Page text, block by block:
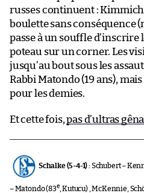
russes continuent : Kimmich
boulette sans conséquence
passe à un souffle d’inscrire
poteau sur un corner. Les
jusqu’au bout sous les
Rabbi Matondo (19 ans),
pour les demies.
Et cette fois,pas d’ultras
Schalke (5-4-1) :Schubert –
– Matondo (83e, Kutucu) , McKennie,